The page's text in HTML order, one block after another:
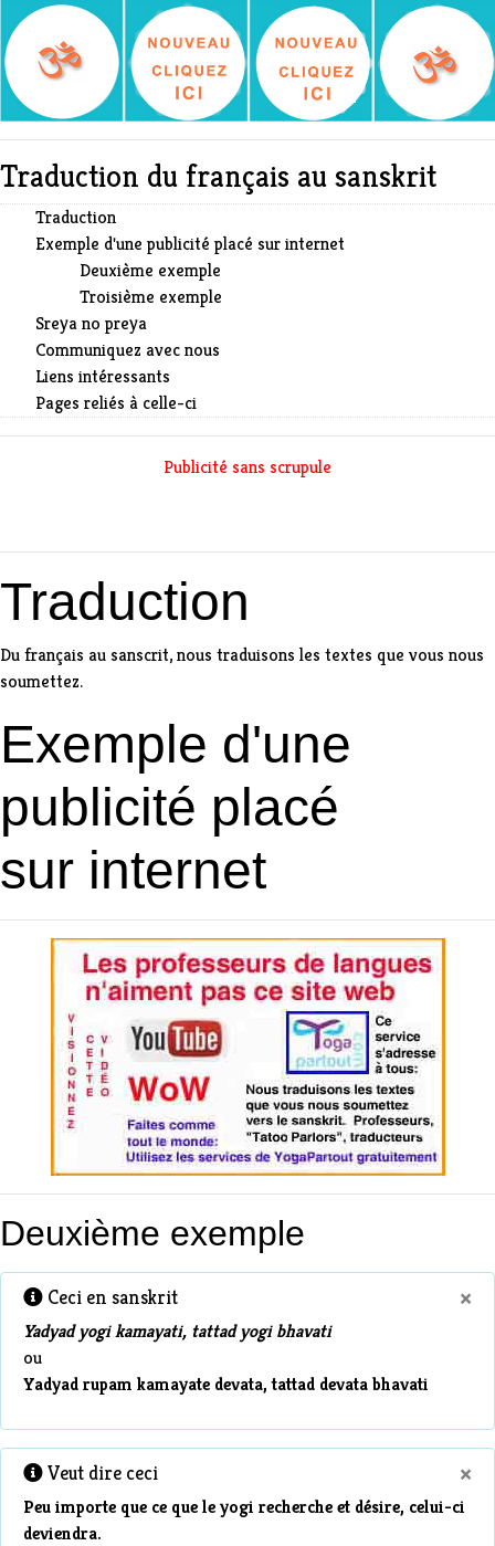
Traduction du français au sanskrit
Traduction
Exemple d'une publicité placé sur internet
Deuxième exemple
Troisième exemple
Sreya no preya
Communiquez avec nous
Liens intéressants
Pages reliés à celle-ci
Publicité sans scrupule
Traduction
Du français au sanscrit, nous traduisons les textes que vous nous
soumettez.
Exemple d'une
publicité placé
sur internet
Deuxième exemple
×
Ceci en sanskrit
Yadyad yogi kamayati, tattad yogi bhavati
ou
Yadyad rupam kamayate devata, tattad devata bhavati
×
Veut dire ceci
Peu importe que ce que le yogi recherche et désire, celui-ci
deviendra.